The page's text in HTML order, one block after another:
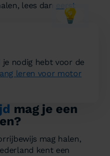
lees dan
eerst
💡
je nodig hebt voor de
leren voor motor
mag je een
mag halen,
kent een